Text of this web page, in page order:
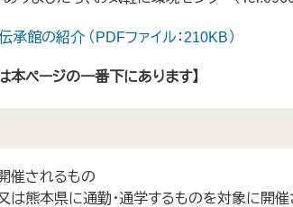
承館の紹介 （PDFファイル：210KB）
本ページの一番下にあります】
催されるもの
は熊本県に通勤・通学するものを対象に開催